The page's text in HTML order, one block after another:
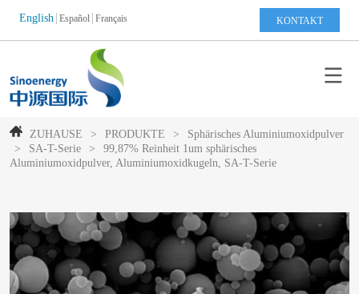
English Español Français KONTAKT
ZUHAUSE > PRODUKTE >
Sphärisches Aluminiumoxidpulver
>
SA-T-Serie >
99,87% Reinheit 1um sphärisches
Aluminiumoxidpulver, Aluminiumoxidkugeln, SA-T-Serie